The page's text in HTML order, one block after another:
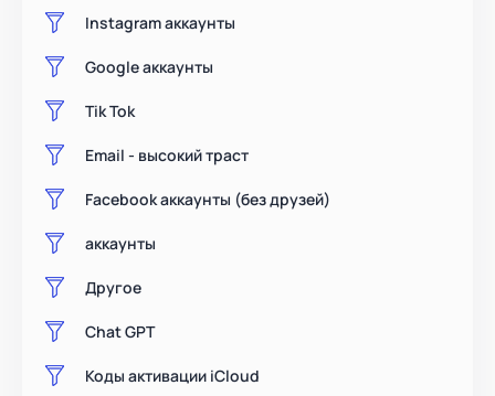
Instagram аккаунты
Google аккаунты
Tik Tok
Email - высокий траст
Facebook аккаунты (без друзей)
аккаунты
Другое
Chat GPT
Коды активации iCloud